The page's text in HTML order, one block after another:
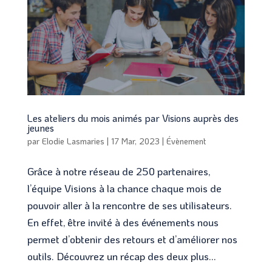
Les ateliers du mois animés par Visions auprès des
jeunes
par Elodie Lasmaries | 17 Mar, 2023 | Évènement
Grâce à notre réseau de 250 partenaires,
l’équipe Visions à la chance chaque mois de
pouvoir aller à la rencontre de ses utilisateurs.
En effet, être invité à des événements nous
permet d’obtenir des retours et d’améliorer nos
outils. Découvrez un récap des deux plus...